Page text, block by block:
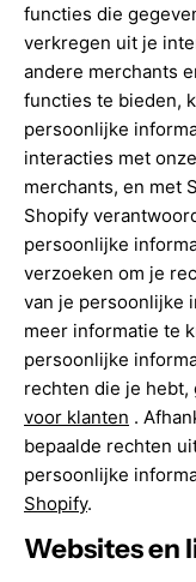
functies die
verkregen uit je
andere merchants
functies te bieden,
persoonlijke
interacties met
merchants, en met
Shopify
persoonlijke
verzoeken om je
van je persoonlijke
meer informatie te
persoonlijke
rechten die je hebt,
voor klanten .
bepaalde rechten
persoonlijke
Shopify.
Websites en